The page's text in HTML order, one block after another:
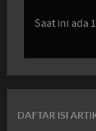
Saat ini ada
DAFTAR ISI